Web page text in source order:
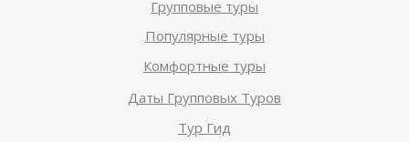
Групповые туры
Популярные туры
Комфортные туры
Даты Групповых Туров
Тур Гид